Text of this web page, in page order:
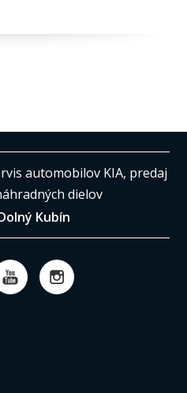
automobilov KIA, predaj
dielov
Kubín